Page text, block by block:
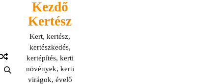
Kezdő
Kertész
Kert, kertész,
kertészkedés,
kertépítés, kerti
növények, kerti
virágok, évelő